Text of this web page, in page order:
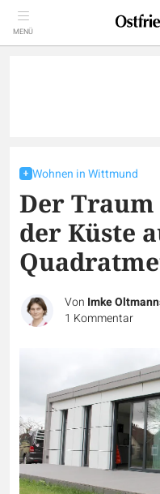
MENÜ
Wohnen in Wittmund
Der Traum
der Küste
Von Imke
1 Kommentar